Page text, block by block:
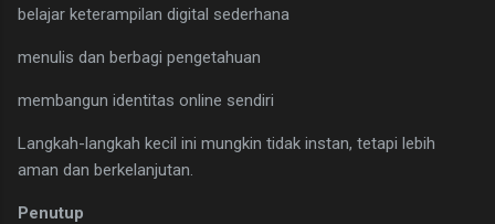
belajar keterampilan digital sederhana
menulis dan berbagi pengetahuan
membangun identitas online sendiri
Langkah-langkah kecil ini mungkin tidak instan, tetapi lebih
aman dan berkelanjutan.
Penutup